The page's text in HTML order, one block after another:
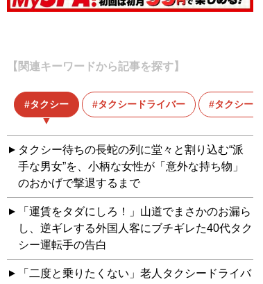
【関連キーワードから記事を探す】
タクシー タクシードライバー タクシー運
タクシー待ちの長蛇の列に堂々と割り込む“派
手な男女”を、小柄な女性が「意外な持ち物」
のおかげで撃退するまで
「運賃をタダにしろ！」山道でまさかのお漏ら
し、逆ギレする外国人客にブチギレた40代タク
シー運転手の告白
「二度と乗りたくない」老人タクシードライバ